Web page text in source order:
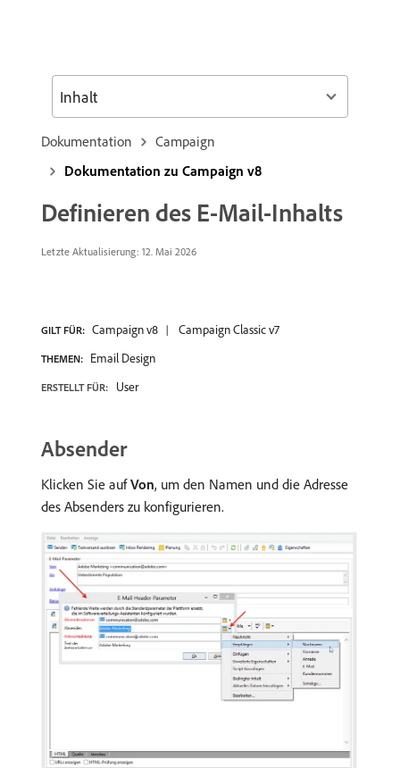
Dokumentation
Campaign
Dokumentation zu Campaign v8
Definieren des E-Mail-Inhalts
Letzte Aktualisierung: 12. Mai 2026
GILT FÜR: Campaign v8 Campaign Classic v7
THEMEN: Email Design
ERSTELLT FÜR: User
Absender
Klicken Sie aufVon, um den Namen und die Adresse
des Absenders zu konfigurieren.
Inhalt